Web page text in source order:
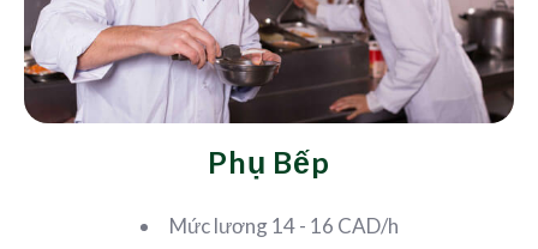
Phụ Bếp
Mức lương 14 - 16 CAD/h